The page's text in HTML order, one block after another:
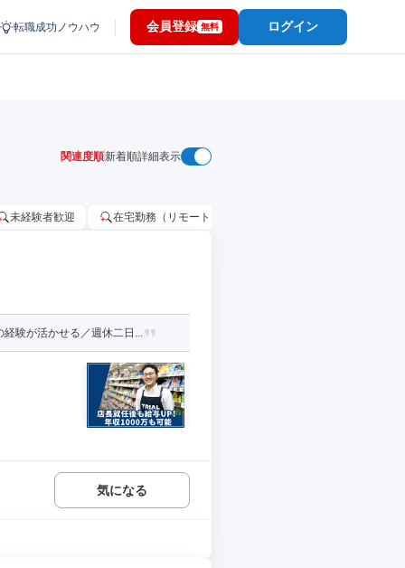
転職成功ノウハウ 会員登録 無料 ログイン
関連度順新着順詳細表示
未経験者歓迎 在宅勤務（リモートワーク）OK
験が活かせる／週休二日...
気になる